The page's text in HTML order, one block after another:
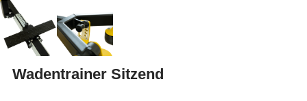
Wadentrainer Sitzend